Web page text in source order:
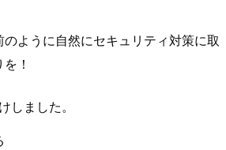
ように自然にセキュリティ対策に取
！
しました。